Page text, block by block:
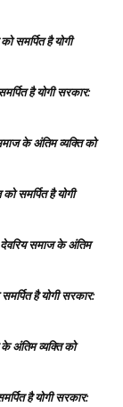
समर्पित है योगी
है योगी सरकार:
के अंतिम व्यक्ति को
समर्पित है योगी
देवरिय समाज के अंतिम
है योगी सरकार:
अंतिम व्यक्ति को
है योगी सरकार: